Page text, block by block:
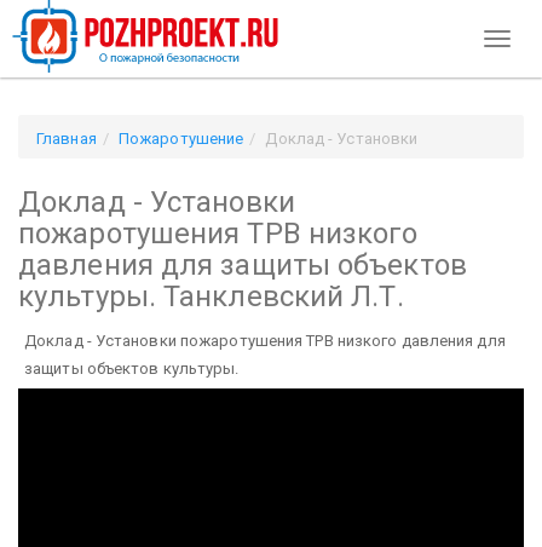
Главная Пожаротушение
Доклад - Установки
культуры. Танклевский Л.Т.
Доклад - Установки
пожаротушения ТРВ низкого
давления для защиты объектов
культуры. Танклевский Л.Т.
Доклад - Установки пожаротушения ТРВ низкого давления для
защиты объектов культуры.